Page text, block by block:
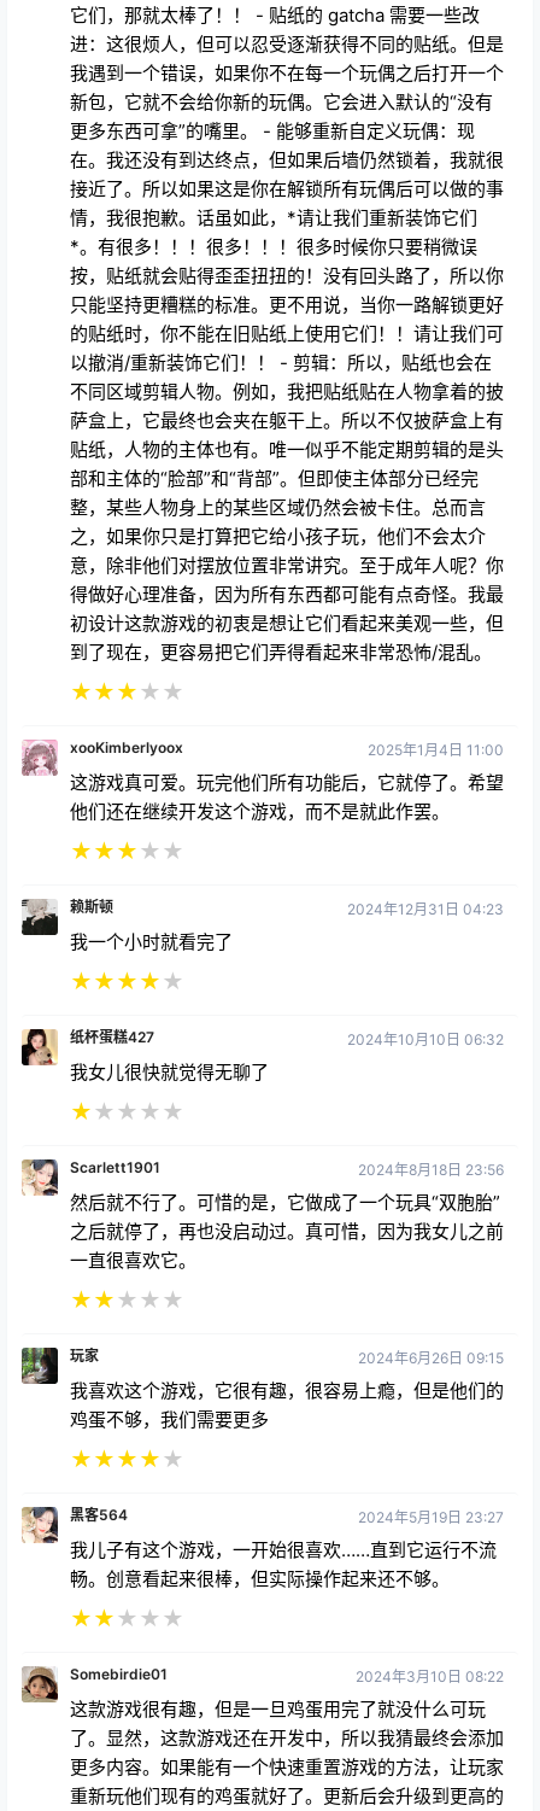
它们，那就太棒了！！ - 贴纸的 gatcha 需要一些改
进：这很烦人，但可以忍受逐渐获得不同的贴纸。但是
我遇到一个错误，如果你不在每一个玩偶之后打开一个
新包，它就不会给你新的玩偶。它会进入默认的“没有
更多东西可拿”的嘴里。 - 能够重新自定义玩偶：现
在。我还没有到达终点，但如果后墙仍然锁着，我就很
接近了。所以如果这是你在解锁所有玩偶后可以做的事
情，我很抱歉。话虽如此，*请让我们重新装饰它们
*。有很多！！！很多！！！很多时候你只要稍微误
按，贴纸就会贴得歪歪扭扭的！没有回头路了，所以你
只能坚持更糟糕的标准。更不用说，当你一路解锁更好
的贴纸时，你不能在旧贴纸上使用它们！！请让我们可
以撤消/重新装饰它们！！ - 剪辑：所以，贴纸也会在
不同区域剪辑人物。例如，我把贴纸贴在人物拿着的披
萨盒上，它最终也会夹在躯干上。所以不仅披萨盒上有
贴纸，人物的主体也有。唯一似乎不能定期剪辑的是头
部和主体的“脸部”和“背部”。但即使主体部分已经完
整，某些人物身上的某些区域仍然会被卡住。总而言
之，如果你只是打算把它给小孩子玩，他们不会太介
意，除非他们对摆放位置非常讲究。至于成年人呢？你
得做好心理准备，因为所有东西都可能有点奇怪。我最
初设计这款游戏的初衷是想让它们看起来美观一些，但
到了现在，更容易把它们弄得看起来非常恐怖/混乱。
★★★★ ★
xooKimberlyoox 2025年1月4日 11:00
这游戏真可爱。玩完他们所有功能后，它就停了。希望
他们还在继续开发这个游戏，而不是就此作罢。
★★★★ ★
赖斯顿 2024年12月31日 04:23
我一个小时就看完了
★★★★★
纸杯蛋糕427 2024年10月10日 06:32
我女儿很快就觉得无聊了
★★ ★ ★ ★
Scarlett1901 2024年8月18日 23:56
然后就不行了。可惜的是，它做成了一个玩具“双胞胎”
之后就停了，再也没启动过。真可惜，因为我女儿之前
一直很喜欢它。
★★★ ★ ★
玩家 2024年6月26日 09:15
我喜欢这个游戏，它很有趣，很容易上瘾，但是他们的
鸡蛋不够，我们需要更多
★★★★★
黑客564 2024年5月19日 23:27
我儿子有这个游戏，一开始很喜欢……直到它运行不流
畅。创意看起来很棒，但实际操作起来还不够。
★★★ ★ ★
Somebirdie01 2024年3月10日 08:22
这款游戏很有趣，但是一旦鸡蛋用完了就没什么可玩
了。显然，这款游戏还在开发中，所以我猜最终会添加
更多内容。如果能有一个快速重置游戏的方法，让玩家
重新玩他们现有的鸡蛋就好了。更新后会升级到更高的